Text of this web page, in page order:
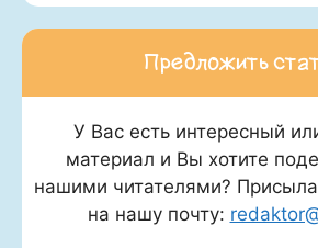
Предложить
У Вас есть интересный
материал и Вы хотите
нашими читателями?
на нашу почту: